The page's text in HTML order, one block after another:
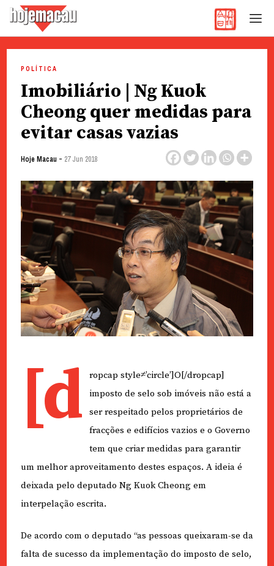
content
POLÍTICA
Imobiliário | Ng Kuok
Cheong quer medidas para
evitar casas vazias
Hoje Macau - 27 Jun 2018
[d
ropcap style≠’circle’]O[/dropcap]
imposto de selo sob imóveis não está a
ser respeitado pelos proprietários de
fracções e edifícios vazios e o Governo
tem que criar medidas para garantir
um melhor aproveitamento destes espaços. A ideia é
deixada pelo deputado Ng Kuok Cheong em
interpelação escrita.
De acordo com o deputado “as pessoas queixaram-se da
falta de sucesso da implementação do imposto de selo,